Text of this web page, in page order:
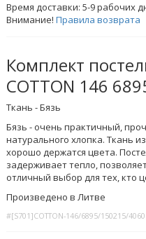
Время доставки:5-9рабочих
Внимание!Правила возврата
Комплект
COTTON 146
Ткань - Бязь
Бязь - очень практичный,
натурального хлопка. Ткань
хорошо держатся цвета.
задерживает тепло,
отличный выбор для тех, кто
Произведено в Литве
#[S701]COTTON-146/6895/150215/4060